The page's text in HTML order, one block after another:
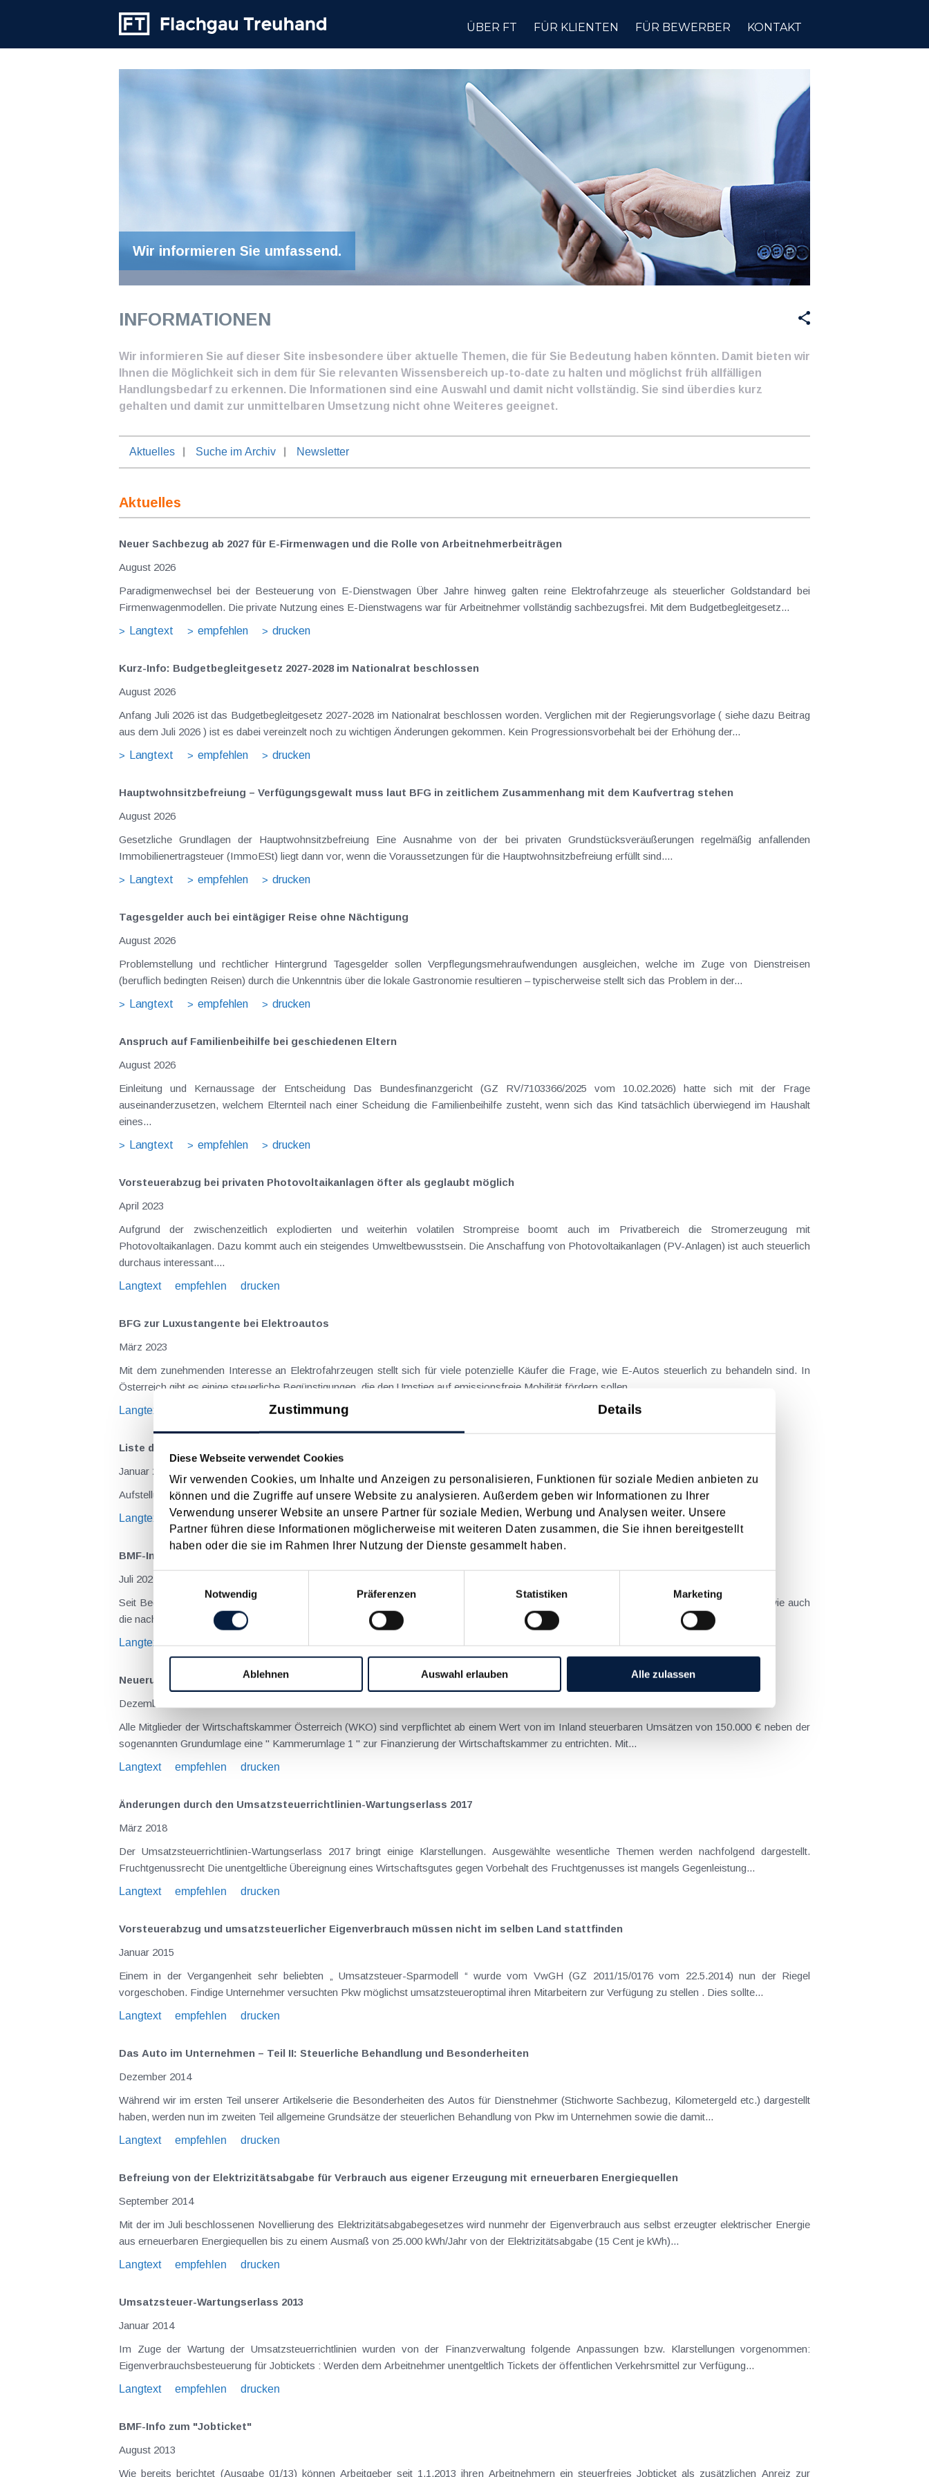
Zustimmung Details
Diese Webseite verwendet Cookies
Wir verwenden Cookies, um Inhalte und Anzeigen zu personalisieren, Funktionen für soziale Medien anbieten zu
können und die Zugriffe auf unsere Website zu analysieren. Außerdem geben wir Informationen zu Ihrer
Verwendung unserer Website an unsere Partner für soziale Medien, Werbung und Analysen weiter. Unsere
Partner führen diese Informationen möglicherweise mit weiteren Daten zusammen, die Sie ihnen bereitgestellt
haben oder die sie im Rahmen Ihrer Nutzung der Dienste gesammelt haben.
Notwendig
Präferenzen Statistiken Marketing
Ablehnen Auswahl erlauben Alle zulassen
ÜBER FT FÜR KLIENTEN FÜR BEWERBER KONTAKT
Wir informieren Sie umfassend.
INFORMATIONEN
Wir informieren Sie auf dieser Site insbesondere über aktuelle Themen, die für Sie Bedeutung haben könnten. Damit bieten wir
Ihnen die Möglichkeit sich in dem für Sie relevanten Wissensbereich up-to-date zu halten und möglichst früh allfälligen
Handlungsbedarf zu erkennen. Die Informationen sind eine Auswahl und damit nicht vollständig. Sie sind überdies kurz
gehalten und damit zur unmittelbaren Umsetzung nicht ohne Weiteres geeignet.
Aktuelles Suche im Archiv Newsletter
Aktuelles
Neuer Sachbezug ab 2027 für E-Firmenwagen und die Rolle von Arbeitnehmer​­beiträgen
August 2026
Paradigmenwechsel bei der Besteuerung von E-Dienstwagen Über Jahre hinweg galten reine Elektrofahrzeuge als steuerlicher Goldstandard bei
Firmenwagenmodellen. Die private Nutzung eines E-Dienstwagens war für Arbeitnehmer vollständig sachbezugsfrei. Mit dem Budgetbegleitgesetz...
Langtext
empfehlen drucken
Kurz-Info: Budgetbegleitgesetz 2027-2028 im Nationalrat beschlossen
August 2026
Anfang Juli 2026 ist das Budgetbegleitgesetz 2027-2028 im Nationalrat beschlossen worden. Verglichen mit der Regierungsvorlage ( siehe dazu Beitrag
aus dem Juli 2026 ) ist es dabei vereinzelt noch zu wichtigen Änderungen gekommen. Kein Progressionsvorbehalt bei der Erhöhung der...
Langtext
empfehlen drucken
Hauptwohnsitz​­befreiung – Verfügungsgewalt muss laut BFG in zeitlichem Zusammenhang mit dem Kaufvertrag stehen
August 2026
Gesetzliche Grundlagen der Hauptwohnsitzbefreiung Eine Ausnahme von der bei privaten Grundstücksveräußerungen regelmäßig anfallenden
Immobilienertragsteuer (ImmoESt) liegt dann vor, wenn die Voraussetzungen für die Hauptwohnsitzbefreiung erfüllt sind....
Langtext
empfehlen drucken
Tagesgelder auch bei eintägiger Reise ohne Nächtigung
August 2026
Problemstellung und rechtlicher Hintergrund Tagesgelder sollen Verpflegungsmehraufwendungen ausgleichen, welche im Zuge von Dienstreisen
(beruflich bedingten Reisen) durch die Unkenntnis über die lokale Gastronomie resultieren – typischerweise stellt sich das Problem in der...
Langtext
empfehlen drucken
Anspruch auf Familienbeihilfe bei geschiedenen Eltern
August 2026
Einleitung und Kernaussage der Entscheidung Das Bundesfinanzgericht (GZ RV/7103366/2025 vom 10.02.2026) hatte sich mit der Frage
auseinanderzusetzen, welchem Elternteil nach einer Scheidung die Familienbeihilfe zusteht, wenn sich das Kind tatsächlich überwiegend im Haushalt
eines...
Langtext
empfehlen drucken
Vorsteuerabzug bei privaten Photovoltaikanlagen öfter als geglaubt möglich
April 2023
Aufgrund der zwischenzeitlich explodierten und weiterhin volatilen Strompreise boomt auch im Privatbereich die Stromerzeugung mit
Photovoltaikanlagen. Dazu kommt auch ein steigendes Umweltbewusstsein. Die Anschaffung von Photovoltaikanlagen (PV-Anlagen) ist auch steuerlich
durchaus interessant....
Langtext
empfehlen drucken
BFG zur Luxustangente bei Elektroautos
März 2023
Mit dem zunehmenden Interesse an Elektrofahrzeugen stellt sich für viele potenzielle Käufer die Frage, wie E-Autos steuerlich zu behandeln sind. In
Österreich gibt es einige steuerliche Begünstigungen, die den Umstieg auf emissionsfreie Mobilität fördern sollen....
Langtext
drucken
Liste der vorsteuerabzugsberechtigten KFZ
Januar 2023
Aufstellung aller vorsteuerabzugsfähigen KFZ (Kastenwagen, Kleinlastkraftwagen, Pritschenwagen, Klein-Autobusse und Kleinbusse).
Langtext
empfehlen drucken
BMF-Info zur Unterstützung von Flüchtlingen aus der Ukraine
Juli 2022
Seit Beginn des Krieges in der Ukraine zeigt sich die österreichische Bevölkerung sehr hilfsbereit und unterstützt die Menschen in der Ukraine wie auch
die nach Österreich Geflüchteten durch vielfältige Maßnahmen. Das BMF hat unlängst (BMF-Info GZ...
Langtext
Neuerungen bei der "Kammerumlage 1" ab 2019
Dezember 2018
Alle Mitglieder der Wirtschaftskammer Österreich (WKO) sind verpflichtet ab einem Wert von im Inland steuerbaren Umsätzen von 150.000 € neben der
sogenannten Grundumlage eine " Kammerumlage 1 " zur Finanzierung der Wirtschaftskammer zu entrichten. Mit...
Langtext
empfehlen drucken
Änderungen durch den Umsatzsteuerrichtlinien-Wartungserlass 2017
März 2018
Der Umsatzsteuerrichtlinien-Wartungserlass 2017 bringt einige Klarstellungen. Ausgewählte wesentliche Themen werden nachfolgend dargestellt.
Fruchtgenussrecht Die unentgeltliche Übereignung eines Wirtschaftsgutes gegen Vorbehalt des Fruchtgenusses ist mangels Gegenleistung...
Langtext
empfehlen drucken
Vorsteuerabzug und umsatzsteuerlicher Eigenverbrauch müssen nicht im selben Land stattfinden
Januar 2015
Einem in der Vergangenheit sehr beliebten „ Umsatzsteuer-Sparmodell “ wurde vom VwGH (GZ 2011/15/0176 vom 22.5.2014) nun der Riegel
vorgeschoben. Findige Unternehmer versuchten Pkw möglichst umsatzsteueroptimal ihren Mitarbeitern zur Verfügung zu stellen . Dies sollte...
Langtext
empfehlen drucken
Das Auto im Unternehmen – Teil II: Steuerliche Behandlung und Besonderheiten
Dezember 2014
Während wir im ersten Teil unserer Artikelserie die Besonderheiten des Autos für Dienstnehmer (Stichworte Sachbezug, Kilometergeld etc.) dargestellt
haben, werden nun im zweiten Teil allgemeine Grundsätze der steuerlichen Behandlung von Pkw im Unternehmen sowie die damit...
Langtext
empfehlen drucken
Befreiung von der Elektrizitätsabgabe für Verbrauch aus eigener Erzeugung mit erneuerbaren Energiequellen
September 2014
Mit der im Juli beschlossenen Novellierung des Elektrizitätsabgabegesetzes wird nunmehr der Eigenverbrauch aus selbst erzeugter elektrischer Energie
aus erneuerbaren Energiequellen bis zu einem Ausmaß von 25.000 kWh/Jahr von der Elektrizitätsabgabe (15 Cent je kWh)...
Langtext
empfehlen drucken
Umsatzsteuer-Wartungserlass 2013
Januar 2014
Im Zuge der Wartung der Umsatzsteuerrichtlinien wurden von der Finanzverwaltung folgende Anpassungen bzw. Klarstellungen vorgenommen:
Eigenverbrauchsbesteuerung für Jobtickets : Werden dem Arbeitnehmer unentgeltlich Tickets der öffentlichen Verkehrsmittel zur Verfügung...
Langtext
empfehlen drucken
BMF-Info zum "Jobticket"
August 2013
Wie bereits berichtet (Ausgabe 01/13) können Arbeitgeber seit 1.1.2013 ihren Arbeitnehmern ein steuerfreies Jobticket als zusätzlichen Anreiz zur